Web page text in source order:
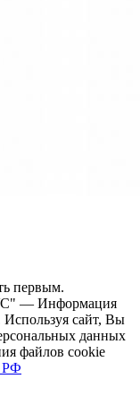
первым.
— Информация
Используя сайт, Вы
данных
файлов cookie
РФ